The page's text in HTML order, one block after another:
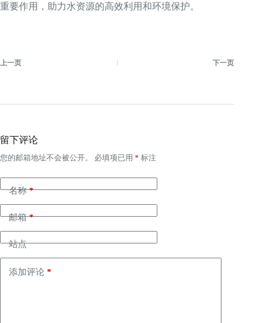
重要作用，助力水资源的高效利用和环境保护。
上一页 下一页
留下评论
您的邮箱地址不会被公开。 必填项已用 * 标注
名称*
邮箱*
站点
添加评论 *